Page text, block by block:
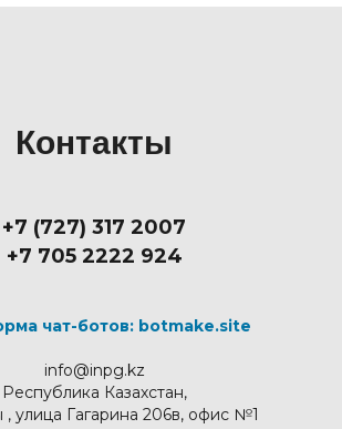
Контакты
+7 (727) 317 2007
+7 705 2222 924
чат-ботов: botmake.site
info@inpg.kz
Республика Казахстан,
, улица Гагарина 206в, офис №1